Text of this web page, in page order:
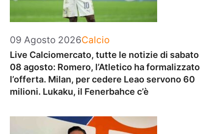
09 Agosto 2026Categorie
Calcio
Live Calciomercato, tutte le notizie di sabato
08 agosto: Romero, l’Atletico ha formalizzato
l’offerta. Milan, per cedere Leao servono 60
milioni. Lukaku, il Fenerbahce c’è